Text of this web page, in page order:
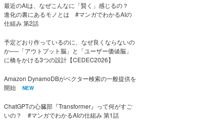
最近のAIは、なぜこんなに「賢く」感じるの？
進化の裏にあるモノとは #マンガでわかるAIの
仕組み 第2話
予定どおり作っているのに、なぜ良くならないの
か──「アウトプット脳」と「ユーザー価値脳」
に橋をかける3つの設計【CEDEC2026】
Amazon DynamoDBがベクター検索の一般提供を
開始
NEW
ChatGPTの心臓部『Transformer』って何がすご
いの？ #マンガでわかるAIの仕組み 第1話